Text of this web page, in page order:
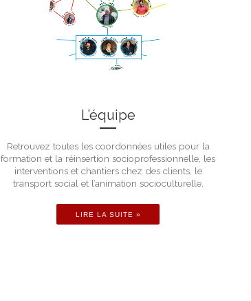
L’équipe
Retrouvez toutes les coordonnées utiles pour la
formation et la réinsertion socioprofessionnelle, les
interventions et chantiers chez des clients, le
transport social et l’animation socioculturelle.
LIRE LA SUITE »